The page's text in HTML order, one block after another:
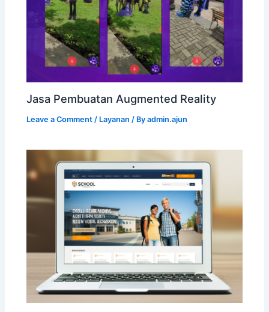
Jasa Pembuatan Augmented Reality
Leave a Comment / Layanan / Byadmin.ajun